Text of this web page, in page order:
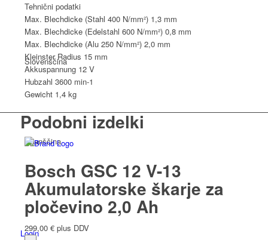
Slovenščina
Španščina
Login
Tehnični podatki
Max. Blechdicke (Stahl 400 N/mm²) 1,3 mm
Max. Blechdicke (Edelstahl 600 N/mm²) 0,8 mm
Max. Blechdicke (Alu 250 N/mm²) 2,0 mm
Kleinster Radius 15 mm
Akkuspannung 12 V
Hubzahl 3600 min-1
Gewicht 1,4 kg
Podobni izdelki
Bosch GSC 12 V-13
Akumulatorske škarje za
pločevino 2,0 Ah
299,00 € plus DDV